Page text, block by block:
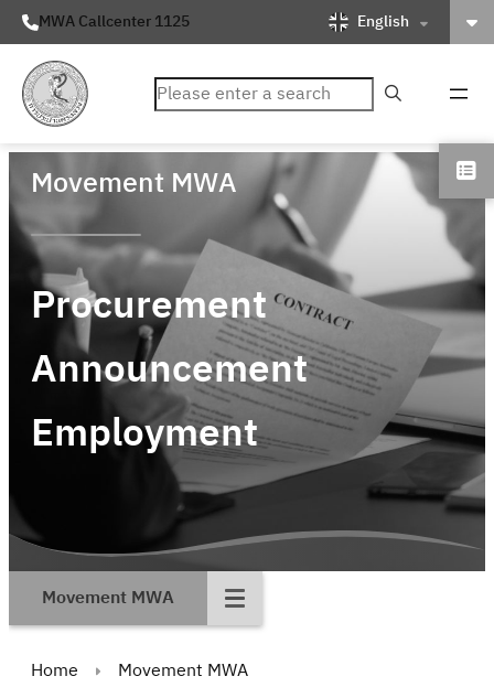
MWA Callcenter 1125 English
ค้นหา
Movement MWA
Procurement
Announcement
Employment
Movement MWA
Home Movement MWA